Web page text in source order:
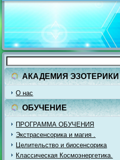
АКАДЕМИЯ ЭЗОТЕРИКИ
О нас
ОБУЧЕНИЕ
ПРОГРАММА ОБУЧЕНИЯ
Экстрасенсорика и магия .
Целительство и биосенсорика
Классическая Космоэнергетика.